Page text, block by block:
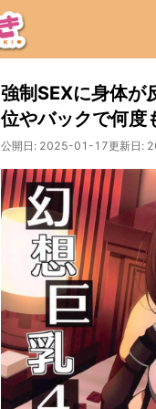
強制SEXに身体が
位やバックで何度
公開日: 2025-01-17更新日: